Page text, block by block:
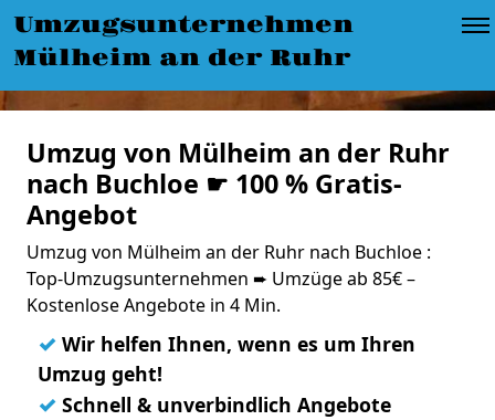
Umzugsunternehmen
Mülheim an der Ruhr
Umzug von Mülheim an der Ruhr
nach Buchloe ☛ 100 % Gratis-
Angebot
Umzug von Mülheim an der Ruhr nach Buchloe :
Top-Umzugsunternehmen ➨ Umzüge ab 85€ –
Kostenlose Angebote in 4 Min.
✓ Wir helfen Ihnen, wenn es um Ihren
Umzug geht!
✓ Schnell & unverbindlich Angebote